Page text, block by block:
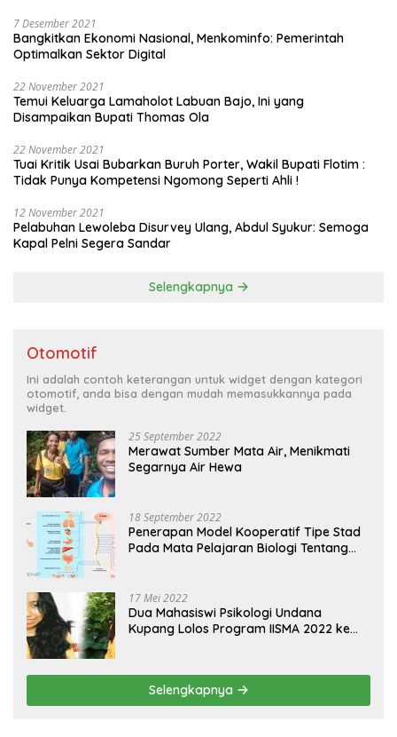
7 Desember 2021
Bangkitkan Ekonomi Nasional, Menkominfo: Pemerintah
Optimalkan Sektor Digital
22 November 2021
Temui Keluarga Lamaholot Labuan Bajo, Ini yang
Disampaikan Bupati Thomas Ola
22 November 2021
Tuai Kritik Usai Bubarkan Buruh Porter, Wakil Bupati Flotim :
Tidak Punya Kompetensi Ngomong Seperti Ahli !
12 November 2021
Pelabuhan Lewoleba Disurvey Ulang, Abdul Syukur: Semoga
Kapal Pelni Segera Sandar
Selengkapnya
Otomotif
Ini adalah contoh keterangan untuk widget dengan kategori
otomotif, anda bisa dengan mudah memasukkannya pada
widget.
25 September 2022
Merawat Sumber Mata Air, Menikmati
Segarnya Air Hewa
18 September 2022
Penerapan Model Kooperatif Tipe Stad
Pada Mata Pelajaran Biologi Tentang
17 Mei 2022
Dua Mahasiswi Psikologi Undana
Kupang Lolos Program IISMA 2022 ke
Selengkapnya